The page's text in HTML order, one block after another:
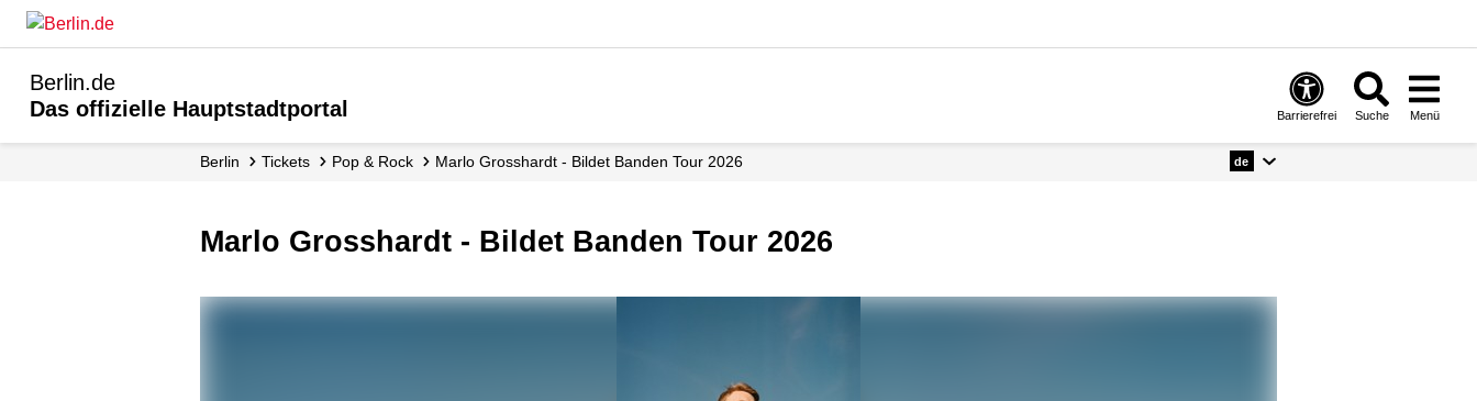
Berlin.de
Das offizielle Hauptstadtportal
Barrierefrei Suche Menü
Berlin Tickets Pop & Rock Marlo Grosshardt - Bildet Banden Tour 2026 de
Marlo Grosshardt - Bildet Banden Tour 2026